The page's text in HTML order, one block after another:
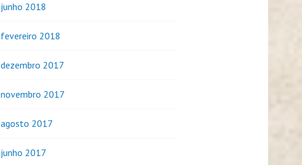
junho 2018
fevereiro 2018
dezembro 2017
novembro 2017
agosto 2017
junho 2017